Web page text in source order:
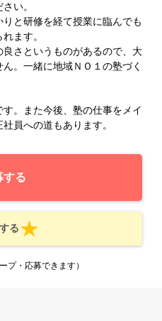
い。
と研修を経て授業に臨んでも
ます。
さというものがあるので、大
。一緒に地域ＮＯ１の塾づく
。また今後、塾の仕事をメイ
員への道もあります。
する
る
プ・応募できます）